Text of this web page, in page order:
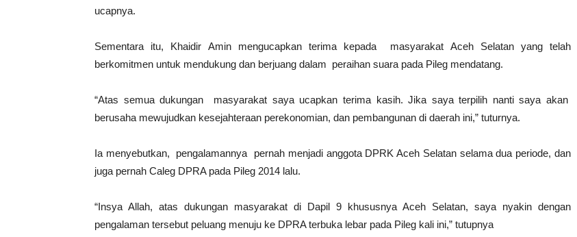
ucapnya.
Sementara itu, Khaidir Amin mengucapkan terima kepada masyarakat Aceh Selatan yang telah
berkomitmen untuk mendukung dan berjuang dalam peraihan suara pada Pileg mendatang.
“Atas semua dukungan masyarakat saya ucapkan terima kasih. Jika saya terpilih nanti saya akan
berusaha mewujudkan kesejahteraan perekonomian, dan pembangunan di daerah ini,” tuturnya.
Ia menyebutkan, pengalamannya pernah menjadi anggota DPRK Aceh Selatan selama dua periode, dan
juga pernah Caleg DPRA pada Pileg 2014 lalu.
“Insya Allah, atas dukungan masyarakat di Dapil 9 khususnya Aceh Selatan, saya nyakin dengan
pengalaman tersebut peluang menuju ke DPRA terbuka lebar pada Pileg kali ini,” tutupnya